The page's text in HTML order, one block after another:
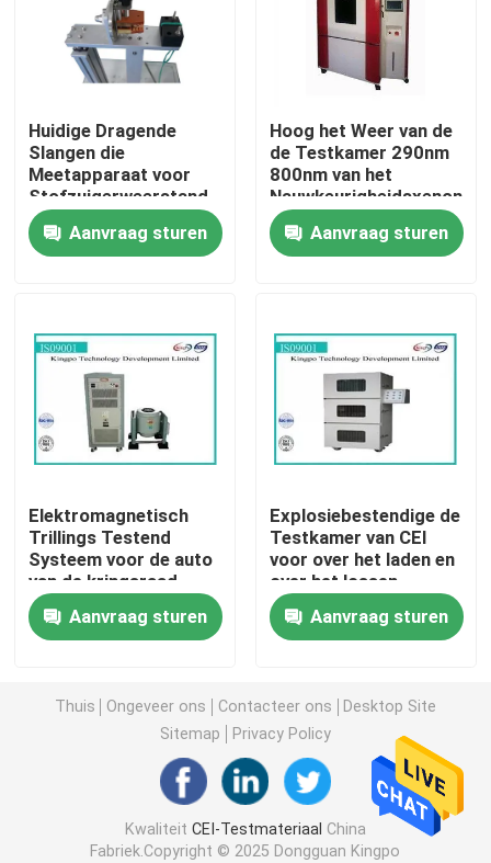
Kwaliteitscontrole
Contacteer ons
Verzoek om een Citaat
CEI-Testmateriaal
De Testmateriaal van de toegangsbescherming
Het Materiaal van de brandbaarheidstest
geleid licht het testen materiaal
De Sonde van de testvinger
milieutestkamers
EV batterij het Testen Materiaal
Testmaten
Huidige Dragende
Slangen die
Meetapparaat voor
Stofzuigerweerstand
buigen
Aanvraag sturen
Hoog het Weer van de
de Testkamer 290nm
800nm van het
Nauwkeurigheidsxenon
het Testen Materiaal
Aanvraag sturen
Elektromagnetisch
Trillings Testend
Systeem voor de auto
van de kringsraad
Aanvraag sturen
Explosiebestendige de
Testkamer van CEI
voor over het laden en
over het lossen
Aanvraag sturen
Thuis Ongeveer ons Contacteer ons
Desktop Site
Sitemap
Privacy Policy
Kwaliteit CEI-Testmateriaal China
Fabriek.Copyright © 2025 Dongguan Kingpo